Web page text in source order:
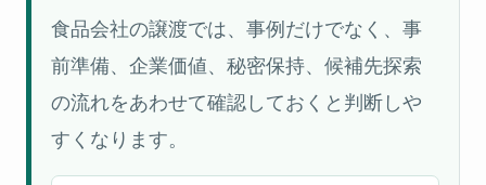
食品会社の譲渡では、事例だけでなく、事
前準備、企業価値、秘密保持、候補先探索
の流れをあわせて確認しておくと判断しや
すくなります。